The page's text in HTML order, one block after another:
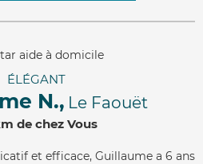
ÉLÉGANT
N., Le Faouët
de chez Vous
et efficace, Guillaume a 6 ans